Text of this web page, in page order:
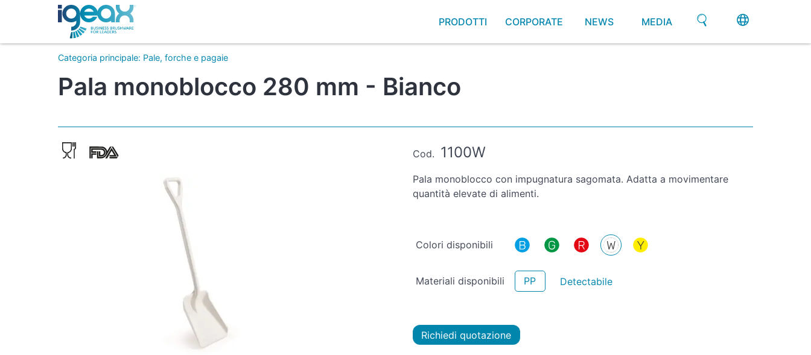
PRODOTTI CORPORATE NEWS MEDIA
Categoria principale: Pale, forche e pagaie
Pala monoblocco 280 mm - Bianco
Cod. 1100W
Pala monoblocco con impugnatura sagomata. Adatta a movimentare
quantità elevate di alimenti.
Colori disponibili
Materiali disponibili PP Detectabile
Richiedi quotazione